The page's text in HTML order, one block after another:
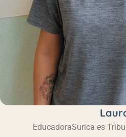
EducadoraSurica es